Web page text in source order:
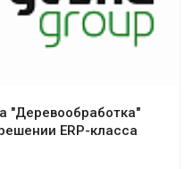
"Деревообработка"
ERP-класса